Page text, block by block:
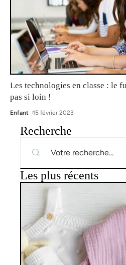
Les technologies en classe : le
pas si loin !
Enfant 15 février 2023
Recherche
Les plus récents